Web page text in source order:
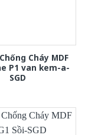
Cháy MDF
P1 van kem-a-
SGD